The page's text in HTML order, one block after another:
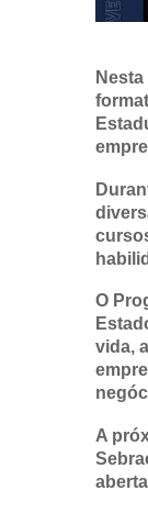
O
vida,
A